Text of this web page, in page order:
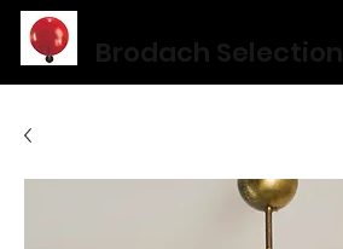
Brodach Selection